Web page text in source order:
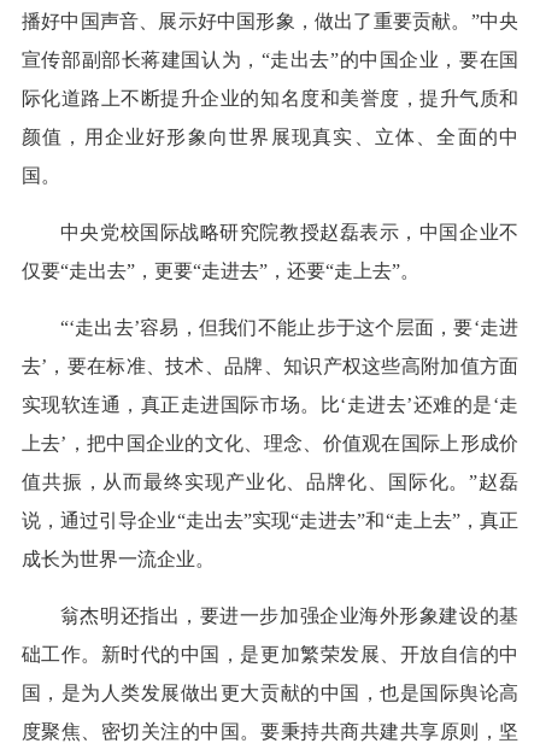
播好中国声音、展示好中国形象，做出了重要贡献。”中央
宣传部副部长蒋建国认为，“走出去”的中国企业，要在国
际化道路上不断提升企业的知名度和美誉度，提升气质和
颜值，用企业好形象向世界展现真实、立体、全面的中
国。
中央党校国际战略研究院教授赵磊表示，中国企业不
仅要“走出去”，更要“走进去”，还要“走上去”。
“‘走出去’容易，但我们不能止步于这个层面，要‘走进
去’，要在标准、技术、品牌、知识产权这些高附加值方面
实现软连通，真正走进国际市场。比‘走进去’还难的是‘走
上去’，把中国企业的文化、理念、价值观在国际上形成价
值共振，从而最终实现产业化、品牌化、国际化。”赵磊
说，通过引导企业“走出去”实现“走进去”和“走上去”，真正
成长为世界一流企业。
翁杰明还指出，要进一步加强企业海外形象建设的基
础工作。新时代的中国，是更加繁荣发展、开放自信的中
国，是为人类发展做出更大贡献的中国，也是国际舆论高
度聚焦、密切关注的中国。要秉持共商共建共享原则，坚